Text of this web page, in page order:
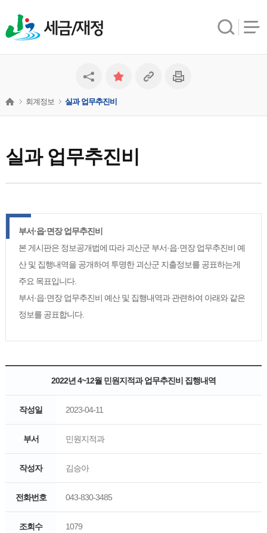
세금/재정
실과 업무추진비
회계정보 실과 업무추진비
부서·읍·면장 업무추진비
본 게시판은 정보공개법에 따라 괴산군 부서·읍·면장 업무추진비 예
산 및 집행내역을 공개하여 투명한 괴산군 지출정보를 공표하는게
주요 목표입니다.
부서·읍·면장 업무추진비 예산 및 집행내역과 관련하여 아래와 같은
정보를 공표합니다.
2022년 4~12월 민원지적과 업무추진비 집행내역
작성일 2023-04-11
부서 민원지적과
작성자 김승아
전화번호 043-830-3485
조회수 1079